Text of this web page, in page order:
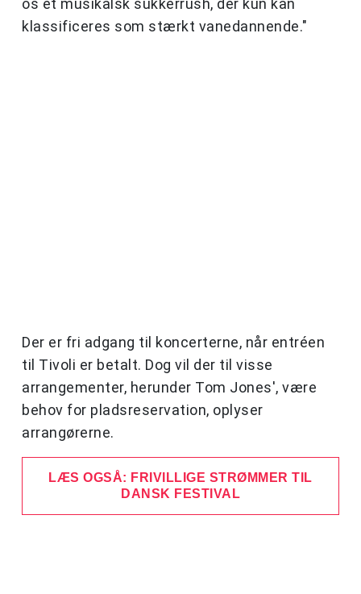
os et musikalsk sukkerrush, der kun kan
klassificeres som stærkt vanedannende."
Der er fri adgang til koncerterne, når entréen
til Tivoli er betalt. Dog vil der til visse
arrangementer, herunder Tom Jones', være
behov for pladsreservation, oplyser
arrangørerne.
LÆS OGSÅ: FRIVILLIGE STRØMMER TIL
DANSK FESTIVAL